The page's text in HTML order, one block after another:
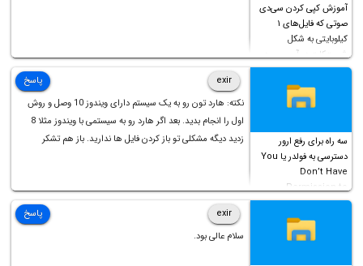
آموزش کپی کردن سی‌دی
صوتی که فایل‌های ۱
کیلوبایتی به شکل
شورت‌کات در آن موجود
است!
سه راه برای رفع ارور
دسترسی به فولدر یا You
Don’t Have
Permission to
Access this folder
exir
نکته: هارد تون رو به یک سیستم دارای ویندوز 10 وصل و روش
اول را انجام بدید. بعد اگر هارد رو به سیستمی با ویندوز مثلا 8
زدید دیگه مشکلی تو باز کردن فایل ها ندارید. باز هم تشکر
پاسخ
exir
سلام عالی بود.
پاسخ